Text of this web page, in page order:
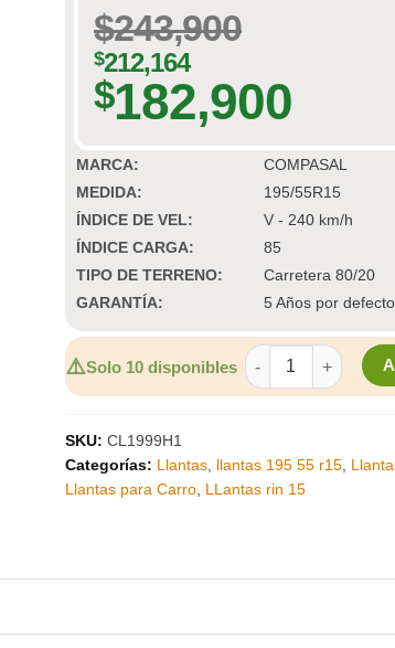
MARCA:
COMPASAL
MEDIDA:
195/55R15
ÍNDICE DE VEL:
V - 240 km/h
ÍNDICE CARGA:
85
TIPO DE TERRENO:
Carretera 80/20
GARANTÍA:
5 Años por
$243,900
$212,164
$182,900
⚠️Solo 10 disponibles
LLANTA RIN 15
SKU: CL1999H1
Categorías: Llantas llantas 195 55 r15
Llantas para Carro LLantas rin 15